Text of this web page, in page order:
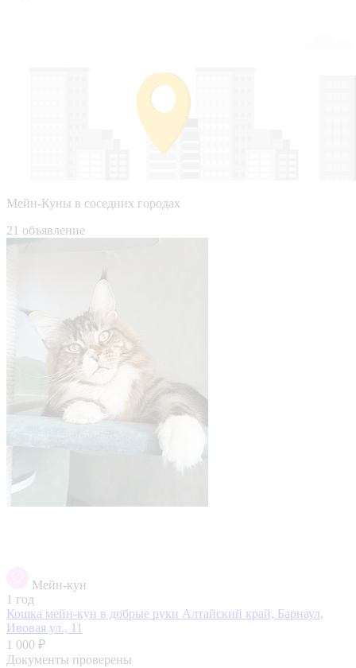
Мейн-Куны в соседних городах
21 объявление
Мейн-кун
1 год
Кошка мейн-кун в добрые руки Алтайский край, Барнаул,
Ивовая ул., 11
1 000 ₽
Документы проверены